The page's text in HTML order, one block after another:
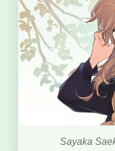
Sayaka